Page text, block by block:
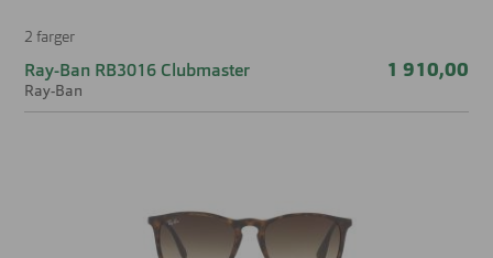
2 farger
Ray-Ban RB3016 Clubmaster
Ray-Ban
1 910,00